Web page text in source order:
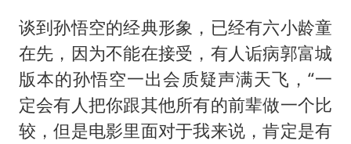
谈到孙悟空的经典形象，已经有六小龄童
在先，因为不能在接受，有人诟病郭富城
版本的孙悟空一出会质疑声满天飞，“一
定会有人把你跟其他所有的前辈做一个比
较，但是电影里面对于我来说，肯定是有